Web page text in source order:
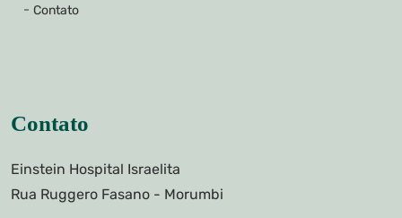
Contato
Contato
Einstein Hospital Israelita
Rua Ruggero Fasano - Morumbi